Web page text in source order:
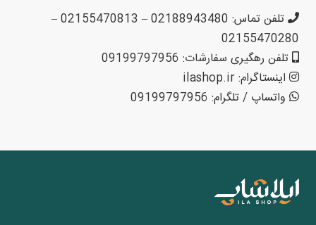
تلفن تماس: 02188943480 – 02155470813 –
02155470280
تلفن رهگیری سفارشات: 09199797956
اینستاگرام: ilashop.ir
واتساپ / تلگرام: 09199797956